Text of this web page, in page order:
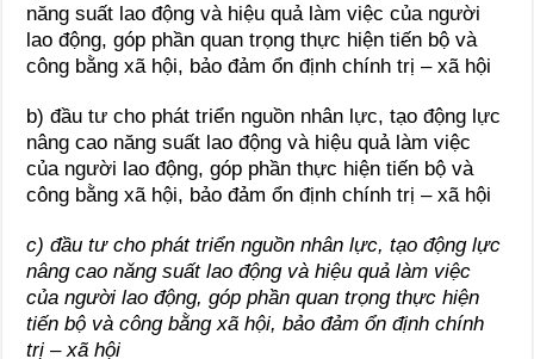
năng suất lao động và hiệu quả làm việc của người
lao động, góp phần quan trọng thực hiện tiến bộ và
công bằng xã hội, bảo đảm ổn định chính trị – xã hội
b) đầu tư cho phát triển nguồn nhân lực, tạo động lực
nâng cao năng suất lao động và hiệu quả làm việc
của người lao động, góp phần thực hiện tiến bộ và
công bằng xã hội, bảo đảm ổn định chính trị – xã hội
c) đầu tư cho phát triển nguồn nhân lực, tạo động lực
nâng cao năng suất lao động và hiệu quả làm việc
của người lao động, góp phần quan trọng thực hiện
tiến bộ và công bằng xã hội, bảo đảm ổn định chính
trị – xã hội